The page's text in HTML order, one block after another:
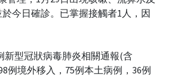
今日確診。已掌握接觸者1人，因
新型冠狀病毒肺炎相關通報(含
例境外移入，75例本土病例，36例